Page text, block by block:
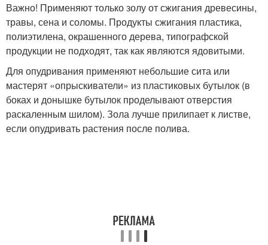
Важно! Применяют только золу от сжигания древесины,
травы, сена и соломы. Продукты сжигания пластика,
полиэтилена, окрашенного дерева, типографской
продукции не подходят, так как являются ядовитыми.
Для опудривания применяют небольшие сита или
мастерят «опрыскиватели» из пластиковых бутылок (в
боках и донышке бутылок проделывают отверстия
раскаленным шилом). Зола лучше прилипает к листве,
если опудривать растения после полива.